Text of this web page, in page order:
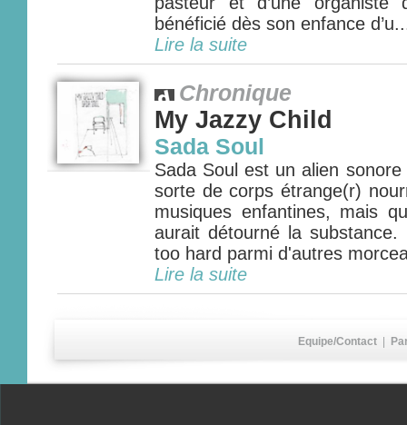
bénéficié dès son enfance
Lire la suite
Chronique
My Jazzy Child
Sada Soul
Sada Soul est un alien
sorte de corps étrange(r)
musiques enfantines, mais
aurait détourné la
too hard parmi d'autres
Lire la suite
Equipe/Contact